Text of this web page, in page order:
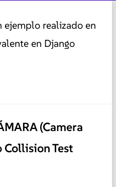
ejemplo realizado en
en Django
(Camera
Collision Test